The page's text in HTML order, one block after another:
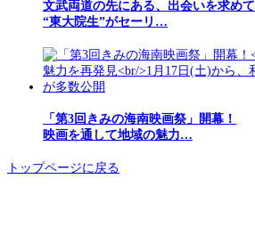
文武両道の先にある、出会いを求めて
“東大院生”がセーリ…
「第3回きみの海南映画祭」開幕！
映画を通して地域の魅力…
トップページに戻る